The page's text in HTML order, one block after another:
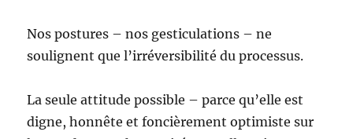
Nos postures – nos gesticulations – ne
soulignent que l’irréversibilité du processus.
La seule attitude possible – parce qu’elle est
digne, honnête et foncièrement optimiste sur